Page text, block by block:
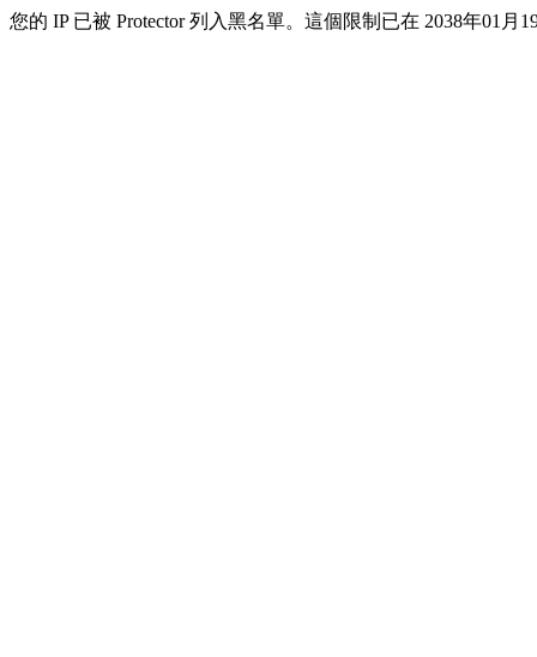
您的 IP 已被 Protector 列入黑名單。這個限制已在 2038年01月